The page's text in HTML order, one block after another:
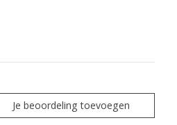
Je beoordeling toevoegen